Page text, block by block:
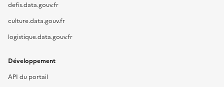
defis.data.gouv.fr
culture.data.gouv.fr
logistique.data.gouv.fr
Développement
API du portail